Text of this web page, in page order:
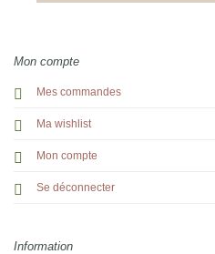
Mon compte
Mes commandes
Ma wishlist
Mon compte
Se déconnecter
Information